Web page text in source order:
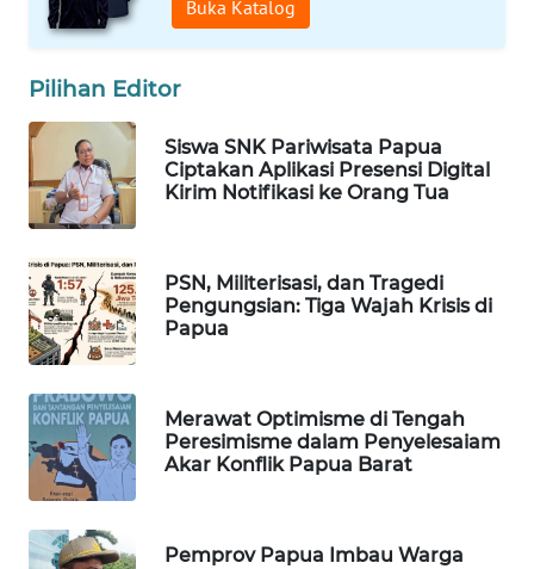
Buka Katalog
Pilihan Editor
Siswa SNK Pariwisata Papua
Ciptakan Aplikasi Presensi Digital
Kirim Notifikasi ke Orang Tua
PSN, Militerisasi, dan Tragedi
Pengungsian: Tiga Wajah Krisis di
Papua
Merawat Optimisme di Tengah
Peresimisme dalam Penyelesaiam
Akar Konflik Papua Barat
Pemprov Papua Imbau Warga
WAHANANEWS
WAHANANEWS
NET
WAHANA
WAHANA
UMKM
WAHANA
SELEB
WAHANA